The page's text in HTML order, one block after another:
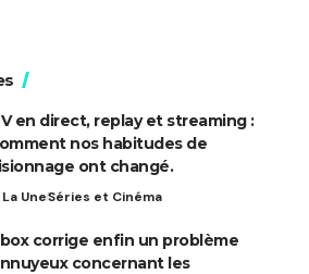
en direct, replay et streaming :
nos habitudes de
ont changé.
UneSéries et Cinéma
corrige enfin un problème
concernant les